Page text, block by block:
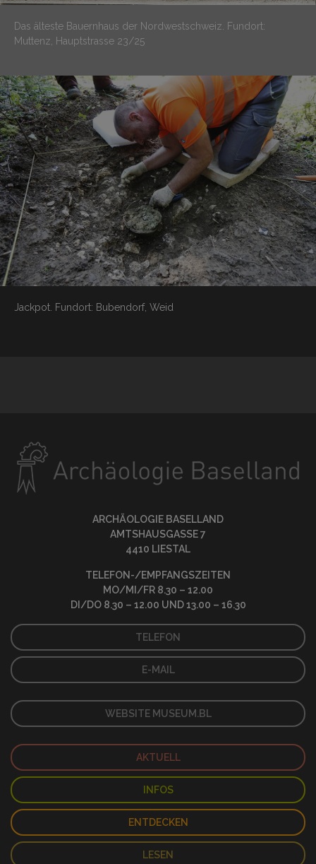
Das älteste Bauernhaus der Nordwestschweiz.
Fundort:
Muttenz, Hauptstrasse 23/25
Jackpot. Fundort: Bubendorf, Weid
ARCHÄOLOGIE BASELLAND
AMTSHAUSGASSE 7
4410 LIESTAL
TELEFON-/EMPFANGSZEITEN
MO/MI/FR 8.30 – 12.00
DI/DO 8.30 – 12.00 UND 13.00 – 16.30
TELEFON
E-MAIL
WEBSITE MUSEUM.BL
AKTUELL
INFOS
ENTDECKEN
LESEN